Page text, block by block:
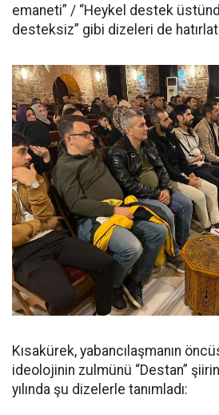
emaneti” / “Heykel destek
desteksiz” gibi dizeleri de
Kısakürek, yabancılaşmanın
ideolojinin zulmünü “Destan”
yılında şu dizelerle tanımladı: